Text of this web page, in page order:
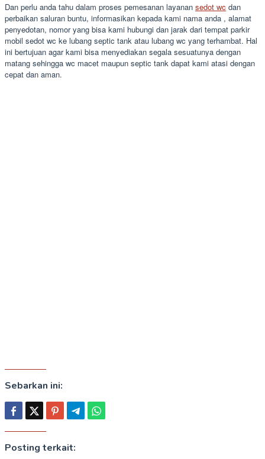
Dan perlu anda tahu dalam proses pemesanan layanan sedot wc dan
perbaikan saluran buntu, informasikan kepada kami nama anda , alamat
penyedotan, nomor yang bisa kami hubungi dan jarak dari tempat parkir
mobil sedot wc ke lubang septic tank atau lubang wc yang terhambat. Hal
ini bertujuan agar kami bisa menyediakan segala sesuatunya dengan
matang sehingga wc macet maupun septic tank dapat kami atasi dengan
cepat dan aman.
Sebarkan ini:
Posting terkait: